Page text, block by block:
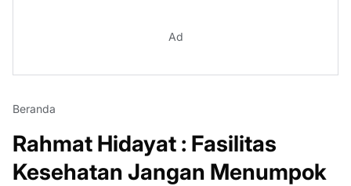
Ad
Beranda
Rahmat Hidayat : Fasilitas
Kesehatan Jangan Menumpok